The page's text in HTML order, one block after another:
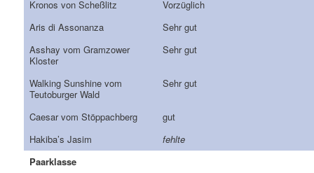
Kronos von Scheßlitz
Vorzüglich
Aris di Assonanza
Sehr gut
Asshay vom Gramzower
Kloster
Sehr gut
Walking Sunshine vom
Teutoburger Wald
Sehr gut
Caesar vom Stöppachberg
gut
Hakiba’s Jasim
fehlte
Paarklasse